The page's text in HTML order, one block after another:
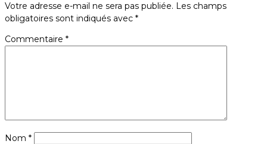
Votre adresse e-mail ne sera pas publiée. Les champs
obligatoires sont indiqués avec *
Commentaire *
Nom *